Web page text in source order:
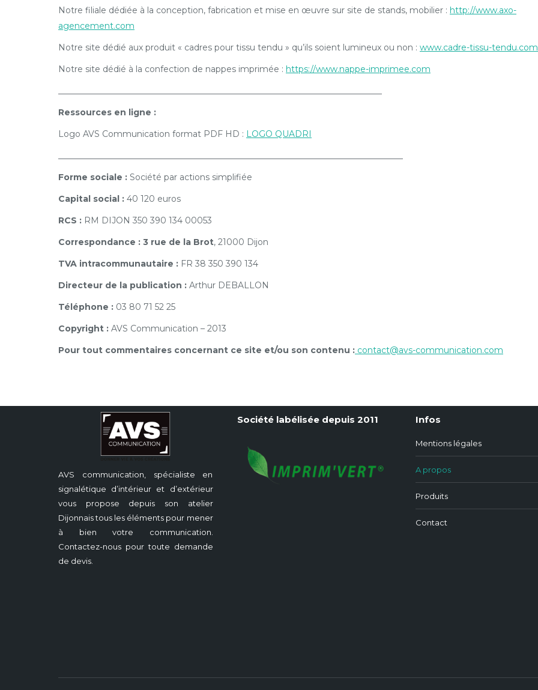
Notre filiale dédiée à la conception, fabrication et mise en œuvre sur site de stands, mobilier : http://www.axo-
agencement.com
Notre site dédié aux produit « cadres pour tissu tendu » qu’ils soient lumineux ou non : www.cadre-tissu-tendu.com
Notre site dédié à la confection de nappes imprimée : https://www.nappe-imprimee.com
Ressources en ligne :
Logo AVS Communication format PDF HD : LOGO QUADRI
Forme sociale : Société par actions simplifiée
Capital social : 40 120 euros
RCS : RM DIJON 350 390 134 00053
Correspondance : 3 rue de la Brot, 21000 Dijon
TVA intracommunautaire : FR 38 350 390 134
Directeur de la publication : Arthur DEBALLON
Téléphone : 03 80 71 52 25
Copyright : AVS Communication – 2013
Pour tout commentaires concernant ce site et/ou son contenu : contact@avs-communication.com
AVS communication, spécialiste en
signalétique d’intérieur et d’extérieur
vous propose depuis son atelier
Dijonnais tous les éléments pour mener
à bien votre communication.
Contactez-nous pour toute demande
de devis.
Société labélisée depuis 2011 Infos
Mentions légales
A propos
Produits
Contact